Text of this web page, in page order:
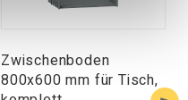
Zwischenboden
800x600 mm für Tisch,